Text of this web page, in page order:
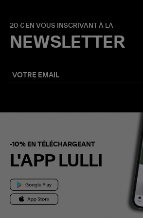
20 € EN VOUS INSCRIVANT À LA
NEWSLETTER
-10% EN TÉLÉCHARGEANT
L'APP LULLI